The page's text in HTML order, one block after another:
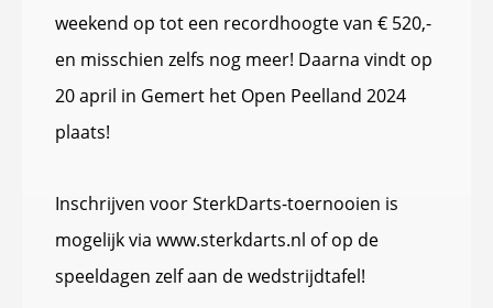
weekend op tot een recordhoogte van € 520,-
en misschien zelfs nog meer! Daarna vindt op
20 april in Gemert het Open Peelland 2024
plaats!
Inschrijven voor SterkDarts-toernooien is
mogelijk via www.sterkdarts.nl of op de
speeldagen zelf aan de wedstrijdtafel!